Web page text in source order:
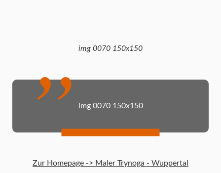
img 0070 150x150
img 0070 150x150
Zur Homepage -> Maler Trynoga - Wuppertal